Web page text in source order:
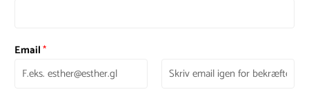
Email*